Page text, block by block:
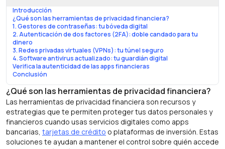
Introducción
¿Qué son las herramientas de privacidad financiera?
1. Gestores de contraseñas: tu bóveda digital
2. Autenticación de dos factores (2FA): doble candado para tu
dinero
3. Redes privadas virtuales (VPNs): tu túnel seguro
4. Software antivirus actualizado: tu guardián digital
Verifica la autenticidad de las apps financieras
Conclusión
¿Qué son las herramientas de privacidad financiera?
Las herramientas de privacidad financiera son recursos y
estrategias que te permiten proteger tus datos personales y
financieros cuando usas servicios digitales como apps
bancarias, tarjetas de crédito o plataformas de inversión. Estas
soluciones te ayudan a mantener el control sobre quién accede